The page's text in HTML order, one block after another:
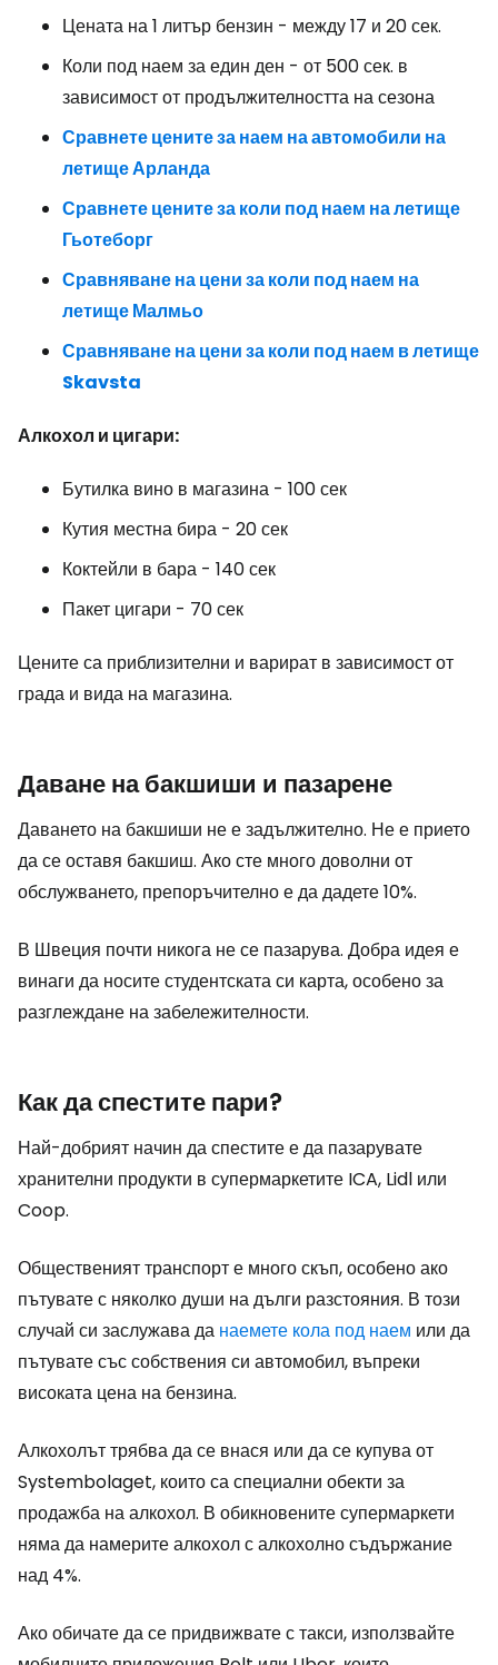
Цената на 1 литър бензин - между 17 и 20 сек.
Коли под наем за един ден - от 500 сек. в
зависимост от продължителността на сезона
Сравнете цените за наем на автомобили на
летище Арланда
Сравнете цените за коли под наем на летище
Гьотеборг
Сравняване на цени за коли под наем на
летище Малмьо
Сравняване на цени за коли под наем в летище
Skavsta
Алкохол и цигари:
Бутилка вино в магазина - 100 сек
Кутия местна бира - 20 сек
Коктейли в бара - 140 сек
Пакет цигари - 70 сек
Цените са приблизителни и варират в зависимост от
града и вида на магазина.
Даване на бакшиши и пазарене
Даването на бакшиши не е задължително. Не е прието
да се оставя бакшиш. Ако сте много доволни от
обслужването, препоръчително е да дадете 10%.
В Швеция почти никога не се пазарува. Добра идея е
винаги да носите студентската си карта, особено за
разглеждане на забележителности.
Как да спестите пари?
Най-добрият начин да спестите е да пазарувате
хранителни продукти в супермаркетите ICA, Lidl или
Coop.
Общественият транспорт е много скъп, особено ако
пътувате с няколко души на дълги разстояния. В този
случай си заслужава да наемете кола под наем или да
пътувате със собствения си автомобил, въпреки
високата цена на бензина.
Алкохолът трябва да се внася или да се купува от
Systembolaget, които са специални обекти за
продажба на алкохол. В обикновените супермаркети
няма да намерите алкохол с алкохолно съдържание
над 4%.
Ако обичате да се придвижвате с такси, използвайте